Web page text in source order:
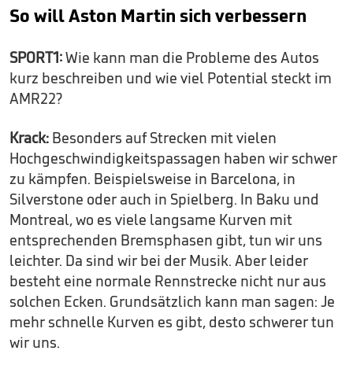
So will Aston Martin sich verbessern
SPORT1:Wie kann man die Probleme des Autos
kurz beschreiben und wie viel Potential steckt im
AMR22?
Krack: Besonders auf Strecken mit vielen
Hochgeschwindigkeitspassagen haben wir schwer
zu kämpfen. Beispielsweise in Barcelona, in
Silverstone oder auch in Spielberg. In Baku und
Montreal, wo es viele langsame Kurven mit
entsprechenden Bremsphasen gibt, tun wir uns
leichter. Da sind wir bei der Musik. Aber leider
besteht eine normale Rennstrecke nicht nur aus
solchen Ecken. Grundsätzlich kann man sagen: Je
mehr schnelle Kurven es gibt, desto schwerer tun
wir uns.